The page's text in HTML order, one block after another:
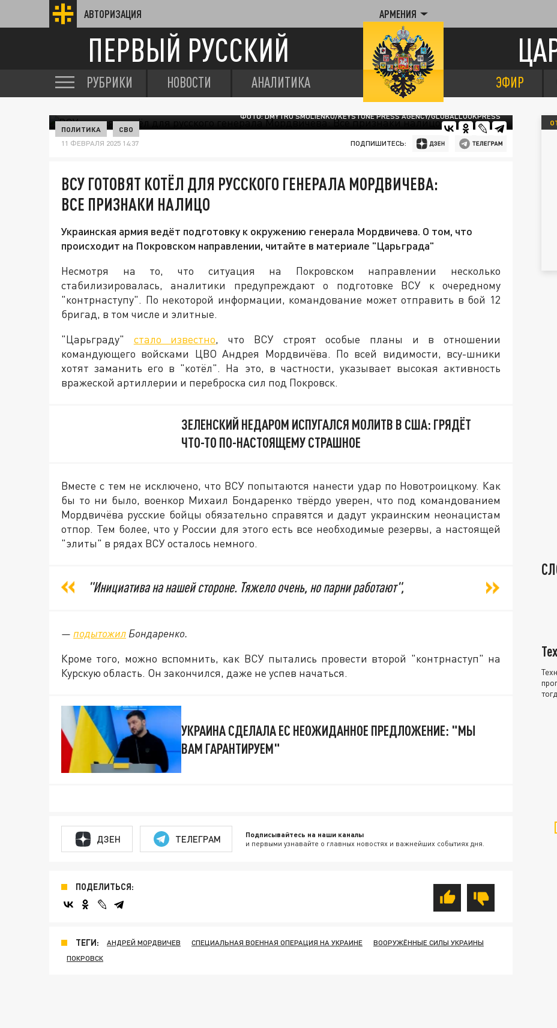
АВТОРИЗАЦИЯ АРМЕНИЯ
ПЕРВЫЙ РУССКИЙ
РУБРИКИ НОВОСТИ АНАЛИТИКА ЭФИР
ФОТО: DMYTRO SMOLIENKO/KEYSTONE PRESS AGENCY/GLOBALLOOKPRESS
ПОЛИТИКА СВО
11 ФЕВРАЛЯ 2025 14:37 ПОДПИШИТЕСЬ:
ВСУ ГОТОВЯТ КОТЁЛ ДЛЯ РУССКОГО ГЕНЕРАЛА МОРДВИЧЕВА:
ВСЕ ПРИЗНАКИ НАЛИЦО
Украинская армия ведёт подготовку к окружению генерала Мордвичева. О том, что
происходит на Покровском направлении, читайте в материале "Царьграда"
Несмотря на то, что ситуация на Покровском направлении несколько
стабилизировалась, аналитики предупреждают о подготовке ВСУ к очередному
"контрнаступу". По некоторой информации, командование может отправить в бой 12
бригад, в том числе и элитные.
"Царьграду" стало известно, что ВСУ строят особые планы и в отношении
командующего войсками ЦВО Андрея Мордвичёва. По всей видимости, всу-шники
хотят заманить его в "котёл". На это, в частности, указывает высокая активность
вражеской артиллерии и переброска сил под Покровск.
ЗЕЛЕНСКИЙ НЕДАРОМ ИСПУГАЛСЯ МОЛИТВ В США: ГРЯДЁТ
ЧТО-ТО ПО-НАСТОЯЩЕМУ СТРАШНОЕ
Вместе с тем не исключено, что ВСУ попытаются нанести удар по Новотроицкому. Как
бы то ни было, военкор Михаил Бондаренко твёрдо уверен, что под командованием
Мордвичёва русские бойцы обязательно справятся и дадут украинским неонацистам
отпор. Тем более, что у России для этого есть все необходимые резервы, а настоящей
"элиты" в рядах ВСУ осталось немного.
"Инициатива на нашей стороне. Тяжело очень, но парни работают",
— подытожил Бондаренко.
Кроме того, можно вспомнить, как ВСУ пытались провести второй "контрнаступ" на
Курскую область. Он закончился, даже не успев начаться.
УКРАИНА СДЕЛАЛА ЕС НЕОЖИДАННОЕ ПРЕДЛОЖЕНИЕ: "МЫ
ВАМ ГАРАНТИРУЕМ"
ДЗЕН ТЕЛЕГРАМ Подписывайтесь на наши каналы
и первыми узнавайте о главных новостях и важнейших событиях дня.
ПОДЕЛИТЬСЯ:
ТЕГИ: АНДРЕЙ МОРДВИЧЕВ СПЕЦИАЛЬНАЯ ВОЕННАЯ ОПЕРАЦИЯ НА УКРАИНЕ
ВООРУЖЁННЫЕ СИЛЫ УКРАИНЫ
ПОКРОВСК